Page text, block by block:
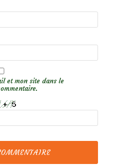
et mon site dans le